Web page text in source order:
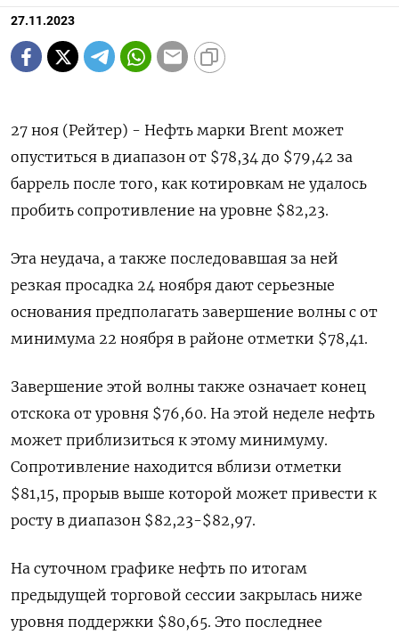
27.11.2023
27 ноя (Рейтер) - Нефть марки Brent может
опуститься в диапазон от $78,34 до $79,42 за
баррель после того, как котировкам не удалось
пробить сопротивление на уровне $82,23.
Эта неудача, а также последовавшая за ней
резкая просадка 24 ноября дают серьезные
основания предполагать завершение волны c от
минимума 22 ноября в районе отметки $78,41.
Завершение этой волны также означает конец
отскока от уровня $76,60. На этой неделе нефть
может приблизиться к этому минимуму.
Сопротивление находится вблизи отметки
$81,15, прорыв выше которой может привести к
росту в диапазон $82,23-$82,97.
На суточном графике нефть по итогам
предыдущей торговой сессии закрылась ниже
уровня поддержки $80,65. Это последнее